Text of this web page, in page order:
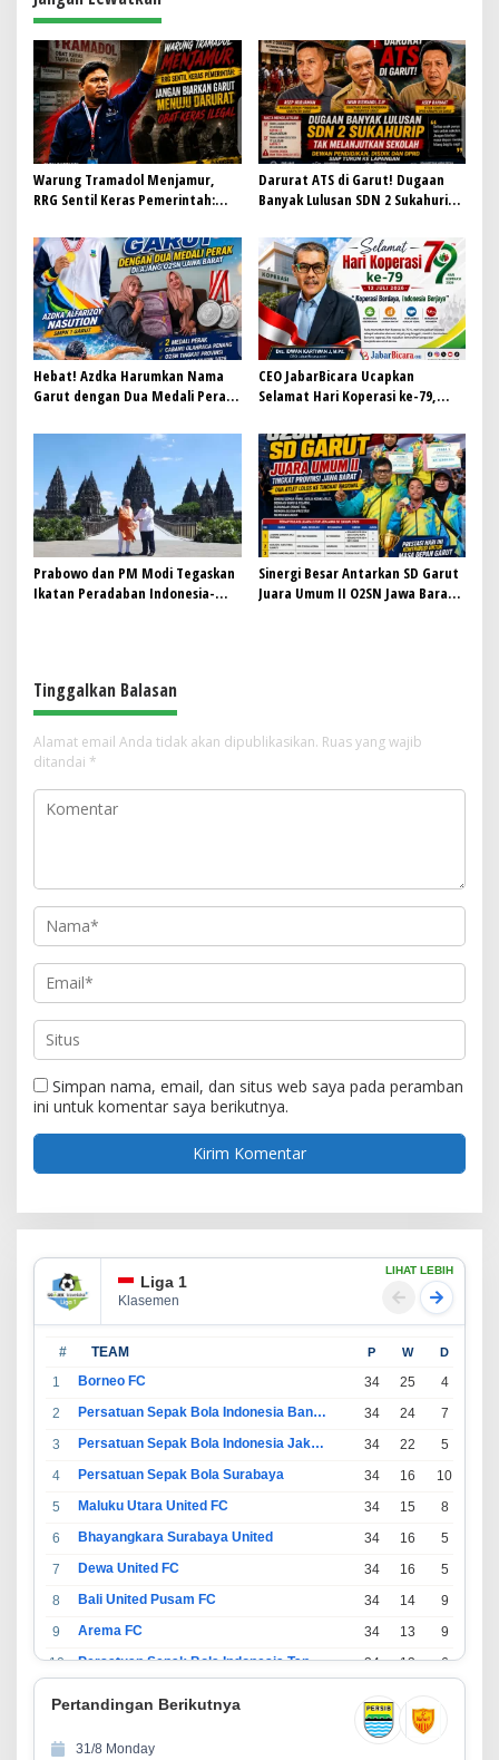
s
i
p
o
s
Warung Tramadol Menjamur,
RRG Sentil Keras Pemerintah:
Darurat Obat Keras Ilegal
Darurat ATS di Garut! Dugaan
Banyak Lulusan SDN 2 Sukahurip
Pendidikan, Disdik dan DPRD Siap
Turun ke Lapangan
Hebat! Azdka Harumkan Nama
Garut dengan Dua Medali Perak
CEO JabarBicara Ucapkan
Selamat Hari Koperasi ke-79,
Kebangkitan Ekonomi Nasional
Prabowo dan PM Modi Tegaskan
Ikatan Peradaban Indonesia-
Sinergi Besar Antarkan SD Garut
Juara Umum II O2SN Jawa Barat
Tinggalkan Balasan
Alamat email Anda tidak akan dipublikasikan. Ruas yang wajib
ditandai *
Simpan nama, email, dan situs web saya pada peramban
ini untuk komentar saya berikutnya.
Liga 1
Klasemen
LIHAT LEBIH
# TEAM P W D
1 Borneo FC 34 25 4
2
Persatuan Sepak Bola Indonesia Bandung 34 24 7
3
Persatuan Sepak Bola Indonesia Jakarta 34 22 5
4
Persatuan Sepak Bola Surabaya 34 16 10
5
Maluku Utara United FC 34 15 8
6
Bhayangkara Surabaya United 34 16 5
7
Dewa United FC 34 16 5
8
Bali United Pusam FC 34 14 9
9
Arema FC 34 13 9
10
Persatuan Sepak Bola Indonesia Tangerang 34 13 6
34 11
13
Pertandingan Berikutnya
31/8 Monday